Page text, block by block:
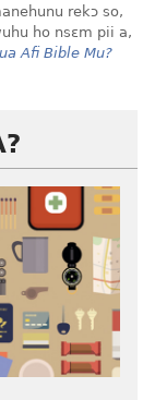
rekɔ so,
ho nsɛm pii a,
Afi Bible Mu?